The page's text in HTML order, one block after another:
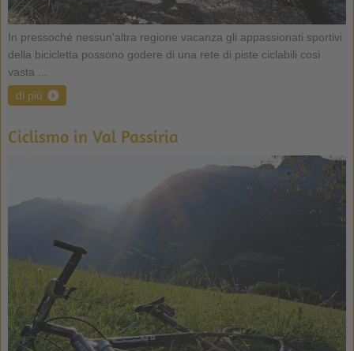
In pressoché nessun'altra regione vacanza gli appassionati sportivi
della bicicletta possono godere di una rete di piste ciclabili così
vasta ...
di più
Ciclismo in Val Passiria